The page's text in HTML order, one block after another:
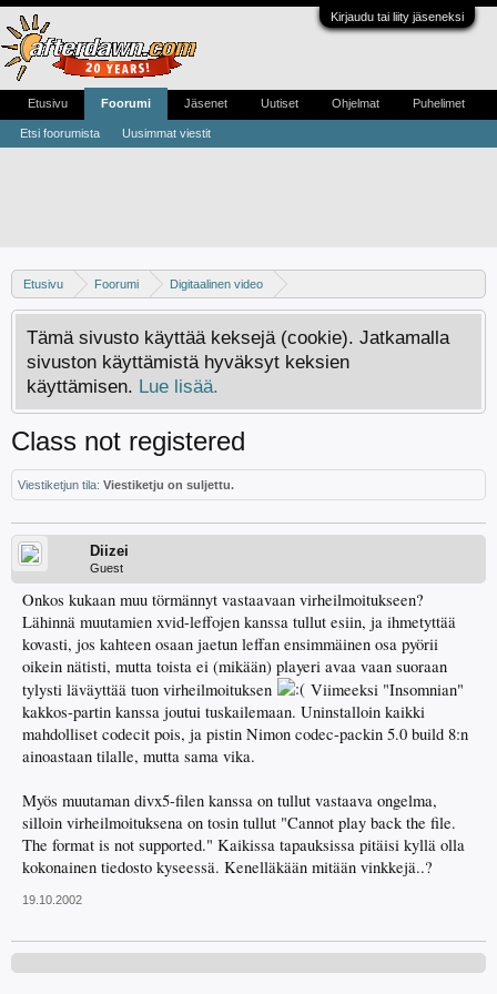
Kirjaudu tai liity jäseneksi
Etusivu Foorumi
Digitaalinen video
Digivideo-ongelmat ja -keskustelu
Tämä sivusto käyttää keksejä (cookie). Jatkamalla
sivuston käyttämistä hyväksyt keksien
käyttämisen. Lue lisää.
Class not registered
Viestiketjun tila: Viestiketju on suljettu.
Diizei
Guest
Onkos kukaan muu törmännyt vastaavaan virheilmoitukseen?
Lähinnä muutamien xvid-leffojen kanssa tullut esiin, ja ihmetyttää
kovasti, jos kahteen osaan jaetun leffan ensimmäinen osa pyörii
oikein nätisti, mutta toista ei (mikään) playeri avaa vaan suoraan
tylysti läväyttää tuon virheilmoituksen
Viimeeksi "Insomnian"
kakkos-partin kanssa joutui tuskailemaan. Uninstalloin kaikki
mahdolliset codecit pois, ja pistin Nimon codec-packin 5.0 build 8:n
ainoastaan tilalle, mutta sama vika.
Myös muutaman divx5-filen kanssa on tullut vastaava ongelma,
silloin virheilmoituksena on tosin tullut "Cannot play back the file.
The format is not supported." Kaikissa tapauksissa pitäisi kyllä olla
kokonainen tiedosto kyseessä. Kenelläkään mitään vinkkejä..?
19.10.2002
Etusivu Foorumi
Etsi foorumista Uusimmat viestit
Jäsenet Uutiset Ohjelmat Puhelimet